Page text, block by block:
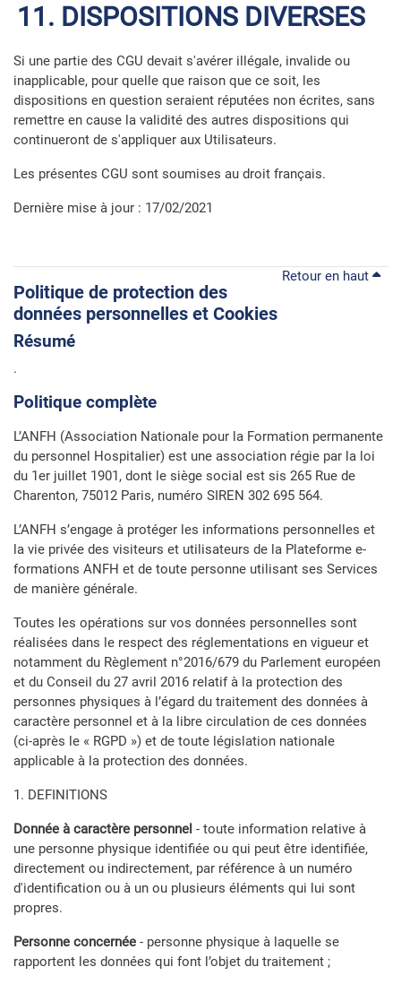
11. DISPOSITIONS DIVERSES
Si une partie des CGU devait s'avérer illégale, invalide ou
inapplicable, pour quelle que raison que ce soit, les
dispositions en question seraient réputées non écrites, sans
remettre en cause la validité des autres dispositions qui
continueront de s'appliquer aux Utilisateurs.
Les présentes CGU sont soumises au droit français.
Dernière mise à jour : 17/02/2021
Retour en haut
Politique de protection des
données personnelles et Cookies
Résumé
.
Politique complète
L’ANFH (Association Nationale pour la Formation permanente
du personnel Hospitalier) est une association régie par la loi
du 1er juillet 1901, dont le siège social est sis 265 Rue de
Charenton, 75012 Paris, numéro SIREN 302 695 564.
L’ANFH s’engage à protéger les informations personnelles et
la vie privée des visiteurs et utilisateurs de la Plateforme e-
formations ANFH et de toute personne utilisant ses Services
de manière générale.
Toutes les opérations sur vos données personnelles sont
réalisées dans le respect des réglementations en vigueur et
notamment du Règlement n°2016/679 du Parlement européen
et du Conseil du 27 avril 2016 relatif à la protection des
personnes physiques à l’égard du traitement des données à
caractère personnel et à la libre circulation de ces données
(ci-après le « RGPD ») et de toute législation nationale
applicable à la protection des données.
1. DEFINITIONS
Donnée à caractère personnel - toute information relative à
une personne physique identifiée ou qui peut être identifiée,
directement ou indirectement, par référence à un numéro
d'identification ou à un ou plusieurs éléments qui lui sont
propres.
Personne concernée - personne physique à laquelle se
rapportent les données qui font l’objet du traitement ;